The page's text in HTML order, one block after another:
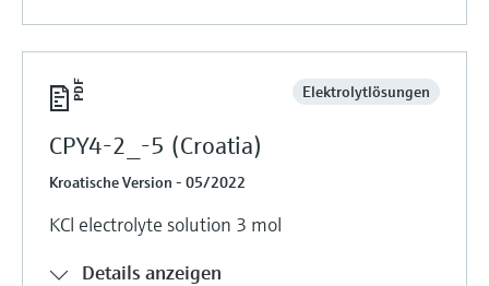
Elektrolytlösungen
CPY4-2_-5 (Croatia)
Kroatische Version - 05/2022
KCl electrolyte solution 3 mol
Details anzeigen